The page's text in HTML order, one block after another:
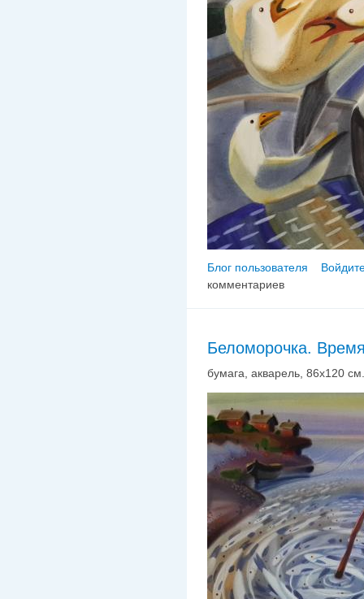
Блог пользователя
комментариев
Беломорочка.
бумага, акварель, 86х120